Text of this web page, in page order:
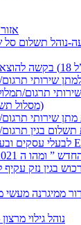
למתן שירותי
(מסלול
מתן שירותי
תשלום בגין
ה 2021 איך תראה
נוהל גילוי